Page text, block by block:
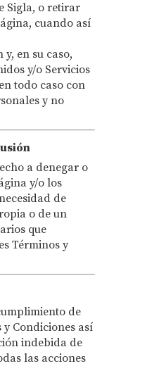
Sigla, o retirar
cuando así
en su caso,
y/o Servicios
todo caso con
y no
a denegar o
y/o los
de
o de un
que
Términos y
de
y Condiciones así
indebida de
las acciones